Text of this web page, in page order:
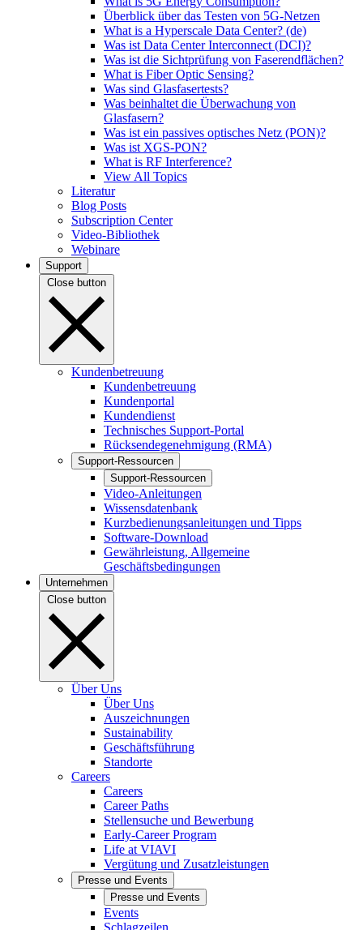
Überblick über das Testen von 5G-Netzen
What is a Hyperscale Data Center? (de)
Was ist Data Center Interconnect (DCI)?
Was ist die Sichtprüfung von Faserendflächen?
What is Fiber Optic Sensing?
Was sind Glasfasertests?
Was beinhaltet die Überwachung von
Glasfasern?
Was ist ein passives optisches Netz (PON)?
Was ist XGS-PON?
What is RF Interference?
View All Topics
Literatur
Blog Posts
Subscription Center
Video-Bibliothek
Webinare
Support
Close button
Kundenbetreuung
Kundenbetreuung
Kundenportal
Kundendienst
Technisches Support-Portal
Rücksendegenehmigung (RMA)
Support-Ressourcen
Support-Ressourcen
Video-Anleitungen
Wissensdatenbank
Kurzbedienungsanleitungen und Tipps
Software-Download
Gewährleistung, Allgemeine
Geschäftsbedingungen
Unternehmen
Close button
Über Uns
Über Uns
Auszeichnungen
Sustainability
Geschäftsführung
Standorte
Careers
Careers
Career Paths
Stellensuche und Bewerbung
Early-Career Program
Life at VIAVI
Vergütung und Zusatzleistungen
Presse und Events
Presse und Events
Events